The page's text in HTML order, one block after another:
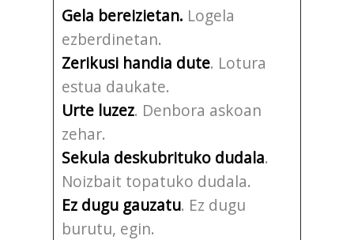
Gela bereizietan. Logela
ezberdinetan.
Zerikusi handia dute. Lotura
estua daukate.
Urte luzez. Denbora askoan
zehar.
Sekula deskubrituko dudala.
Noizbait topatuko dudala.
Ez dugu gauzatu. Ez dugu
burutu, egin.